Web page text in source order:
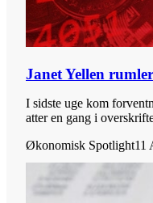
Janet Yellen
I sidste uge kom
atter en gang i
Økonomisk Spotlight11